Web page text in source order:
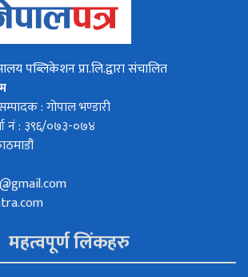
पब्लिकेशन प्रा.लि.द्वारा संचालित
: गोपाल भण्डारी
नं : ३९६/०७३-०७४
महत्वपूर्ण लिंकहरु